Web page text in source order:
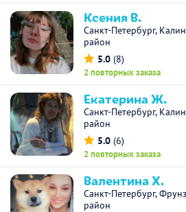
Ксения В.
Санкт-Петербург,
район
5.0 (8)
2 повторных заказа
Екатерина Ж.
Санкт-Петербург,
район
5.0 (6)
2 повторных заказа
Валентина Х.
Санкт-Петербург,
район